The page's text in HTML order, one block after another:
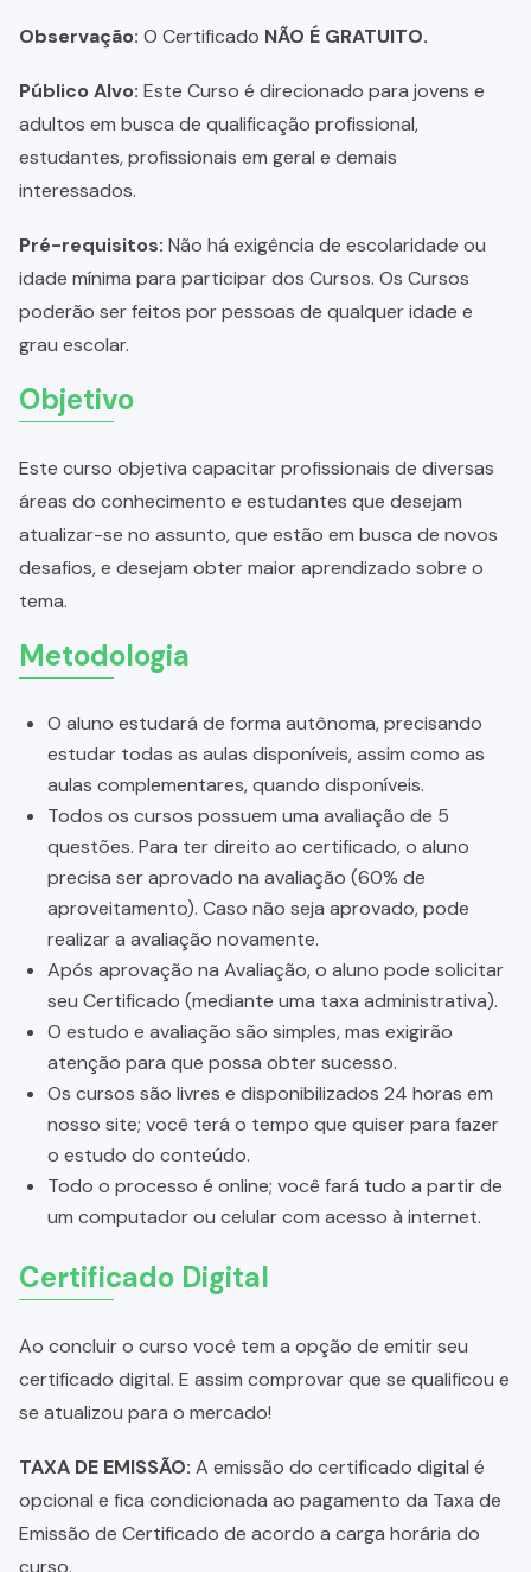
Observação: O Certificado NÃO É GRATUITO.
Público Alvo: Este Curso é direcionado para jovens e
adultos em busca de qualificação profissional,
estudantes, profissionais em geral e demais
interessados.
Pré-requisitos: Não há exigência de escolaridade ou
idade mínima para participar dos Cursos. Os Cursos
poderão ser feitos por pessoas de qualquer idade e
grau escolar.
Objetivo
Este curso objetiva capacitar profissionais de diversas
áreas do conhecimento e estudantes que desejam
atualizar-se no assunto, que estão em busca de novos
desafios, e desejam obter maior aprendizado sobre o
tema.
Metodologia
O aluno estudará de forma autônoma, precisando
estudar todas as aulas disponíveis, assim como as
aulas complementares, quando disponíveis.
Todos os cursos possuem uma avaliação de 5
questões. Para ter direito ao certificado, o aluno
precisa ser aprovado na avaliação (60% de
aproveitamento). Caso não seja aprovado, pode
realizar a avaliação novamente.
Após aprovação na Avaliação, o aluno pode solicitar
seu Certificado (mediante uma taxa administrativa).
O estudo e avaliação são simples, mas exigirão
atenção para que possa obter sucesso.
Os cursos são livres e disponibilizados 24 horas em
nosso site; você terá o tempo que quiser para fazer
o estudo do conteúdo.
Todo o processo é online; você fará tudo a partir de
um computador ou celular com acesso à internet.
Certificado Digital
Ao concluir o curso você tem a opção de emitir seu
certificado digital. E assim comprovar que se qualificou e
se atualizou para o mercado!
TAXA DE EMISSÃO: A emissão do certificado digital é
opcional e fica condicionada ao pagamento da Taxa de
Emissão de Certificado de acordo a carga horária do
curso.